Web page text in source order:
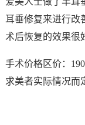
耳垂修复来进行改
术后恢复的效果很
手术价格区价：
求美者实际情况而